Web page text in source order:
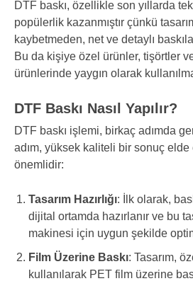
DTF baskı, özellikle son yıllarda
popülerlik kazanmıştır çünkü
kaybetmeden, net ve detaylı
Bu da kişiye özel ürünler, tişörtler
ürünlerinde yaygın olarak
DTF Baskı Nasıl Yapılır?
DTF baskı işlemi, birkaç adımda
adım, yüksek kaliteli bir sonuç
önemlidir:
Tasarım Hazırlığı: İlk olarak,
dijital ortamda hazırlanır ve bu
makinesi için uygun şekilde
Film Üzerine Baskı: Tasarım,
kullanılarak PET film üzerine